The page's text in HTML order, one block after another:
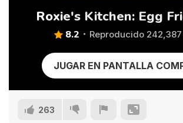
Roxie's Kitchen: Egg
8.2 Reproducido
JUGAR EN PANTALLA
263